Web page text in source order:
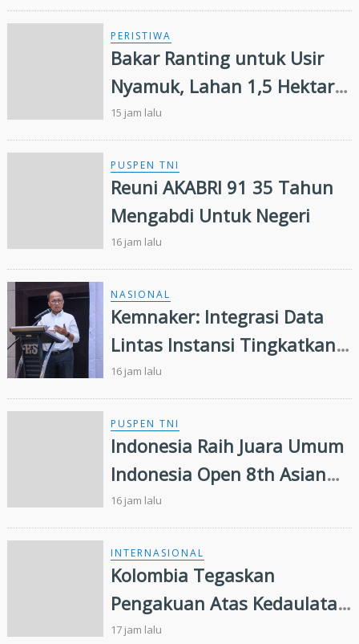
PERISTIWA
Bakar Ranting untuk Usir
Nyamuk, Lahan 1,5 Hektare
di Inhu Malah Terbakar,
Pensiunan Diamankan Polisi
15 jam lalu
PUSPEN TNI
Reuni AKABRI 91 35 Tahun
Mengabdi Untuk Negeri
16 jam lalu
NASIONAL
Kemnaker: Integrasi Data
Lintas Instansi Tingkatkan
Kualitas Layanan
Ketenagakerjaan
16 jam lalu
PUSPEN TNI
Indonesia Raih Juara Umum
Indonesia Open 8th Asian
Taekwondo Indonesia Open
Championships 2026
16 jam lalu
INTERNASIONAL
Kolombia Tegaskan
Pengakuan Atas Kedaulatan
Maroko di Wilayah Sahara,
17 jam lalu